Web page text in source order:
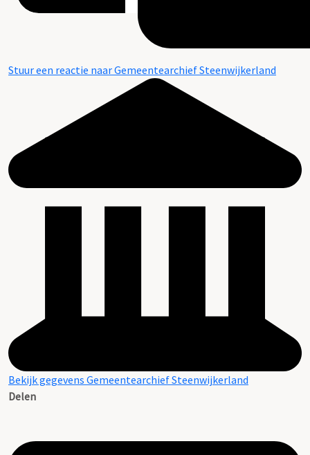
Stuur een reactie naar Gemeentearchief Steenwijkerland
Bekijk gegevens Gemeentearchief Steenwijkerland
Delen